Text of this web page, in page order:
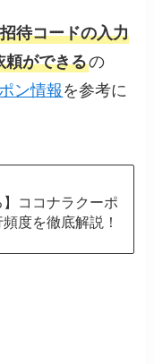
待コードの入力
頼ができるの
ン情報 を参考に
】ココナラクーポ
度を徹底解説！